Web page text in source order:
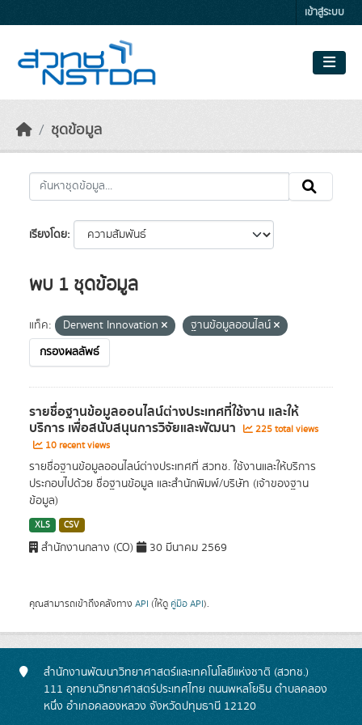
เข้าสู่ระบบ
ชุดข้อมูล
เรียงโดย
พบ 1 ชุดข้อมูล
แท็ค: Derwent Innovation
ฐานข้อมูลออนไลน์
กรองผลลัพธ์
รายชื่อฐานข้อมูลออนไลน์ต่างประเทศที่ใช้งาน และให้
บริการ เพื่อสนับสนุนการวิจัยและพัฒนา
225 total views
10 recent views
รายชื่อฐานข้อมูลออนไลน์ต่างประเทศที่ สวทช. ใช้งานและให้บริการ
ประกอบไปด้วย ชื่อฐานข้อมูล และสำนักพิมพ์/บริษัท (เจ้าของฐาน
ข้อมูล)
XLS CSV
สำนักงานกลาง (CO) 30 มีนาคม 2569
คุณสามารถเข้าถึงคลังทาง API (ให้ดู คู่มือ API).
สำนักงานพัฒนาวิทยาศาสตร์และเทคโนโลยีแห่งชาติ (สวทช.)
111 อุทยานวิทยาศาสตร์ประเทศไทย ถนนพหลโยธิน ตำบลคลอง
หนึ่ง อำเภอคลองหลวง จังหวัดปทุมธานี 12120